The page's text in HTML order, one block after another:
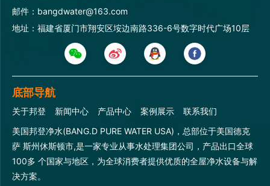
邮件：bangdwater@163.com
地址：福建省厦门市翔安区垵边南路336-6号数字时代广场10层
底部导航
关于邦登 新闻中心 产品中心 案例展示
联系我们
美国邦登净水(BANG.D PURE WATER USA)，总部位于美国德克
萨 斯州休斯顿市,是一家专业从事水处理集团公司，产品出口全球
100多 个国家与地区，为全球消费者提供优质的全屋净水设备与解
决方案。